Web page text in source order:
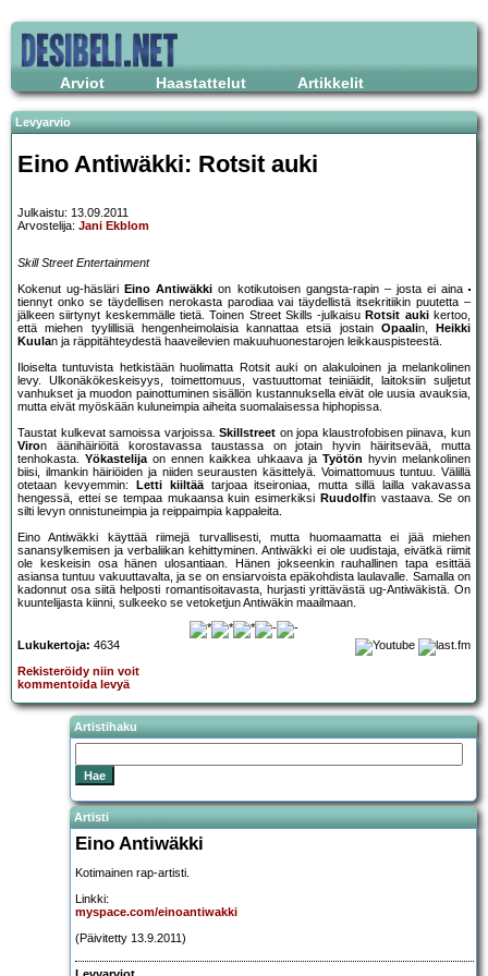
Arviot Haastattelut Artikkelit
Levyarvio
Eino Antiwäkki: Rotsit auki
Julkaistu: 13.09.2011
Arvostelija: Jani Ekblom
Skill Street Entertainment
Kokenut ug-häsläri Eino Antiwäkki on kotikutoisen gangsta-rapin – josta ei aina
tiennyt onko se täydellisen nerokasta parodiaa vai täydellistä itsekritiikin puutetta –
jälkeen siirtynyt keskemmälle tietä. Toinen Street Skills -julkaisu Rotsit aukikertoo,
että miehen tyylillisiä hengenheimolaisia kannattaa etsiä jostain Opaalin,
Heikki
Kuulan ja räppitähteydestä haaveilevien makuuhuonestarojen leikkauspisteestä.
Iloiselta tuntuvista hetkistään huolimatta Rotsit auki on alakuloinen ja melankolinen
levy. Ulkonäkökeskeisyys, toimettomuus, vastuuttomat teiniäidit, laitoksiin suljetut
vanhukset ja muodon painottuminen sisällön kustannuksella eivät ole uusia avauksia,
mutta eivät myöskään kuluneimpia aiheita suomalaisessa hiphopissa.
Taustat kulkevat samoissa varjoissa.Skillstreet on jopa klaustrofobisen piinava, kun
Viron äänihäiriöitä korostavassa taustassa on jotain hyvin häiritsevää, mutta
tenhokasta.Yökastelijaon ennen kaikkea uhkaava ja Työtön hyvin melankolinen
biisi, ilmankin häiriöiden ja niiden seurausten käsittelyä. Voimattomuus tuntuu. Välillä
otetaan kevyemmin:
Letti kiiltäätarjoaa itseironiaa, mutta sillä lailla vakavassa
hengessä, ettei se tempaa mukaansa kuin esimerkiksi Ruudolfin vastaava. Se on
silti levyn onnistuneimpia ja reippaimpia kappaleita.
Eino Antiwäkki käyttää riimejä turvallisesti, mutta huomaamatta ei jää miehen
sanansylkemisen ja verbaliikan kehittyminen. Antiwäkki ei ole uudistaja, eivätkä riimit
ole keskeisin osa hänen ulosantiaan. Hänen jokseenkin rauhallinen tapa esittää
asiansa tuntuu vakuuttavalta, ja se on ensiarvoista epäkohdista laulavalle. Samalla on
kadonnut osa siitä helposti romantisoitavasta, hurjasti yrittävästä ug-Antiwäkistä. On
kuuntelijasta kiinni, sulkeeko se vetoketjun Antiwäkin maailmaan.
Lukukertoja: 4634
Rekisteröidy niin voit
kommentoida levyä
Artistihaku
Artisti
Eino Antiwäkki
Kotimainen rap-artisti.
Linkki:
myspace.com/einoantiwakki
(Päivitetty 13.9.2011)